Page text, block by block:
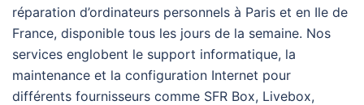
réparation d’ordinateurs personnels à Paris et en Ile de
France, disponible tous les jours de la semaine. Nos
services englobent le support informatique, la
maintenance et la configuration Internet pour
différents fournisseurs comme SFR Box, Livebox,